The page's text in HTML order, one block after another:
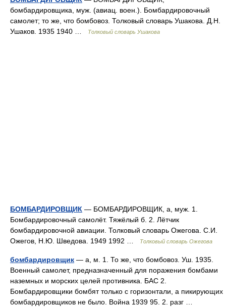
бомбардировщика, муж. (авиац. воен.). Бомбардировочный
самолет; то же, что бомбовоз. Толковый словарь Ушакова. Д.Н.
Ушаков. 1935 1940 …
Толковый словарь Ушакова
БОМБАРДИРОВЩИК — БОМБАРДИРОВЩИК, а, муж. 1.
Бомбардировочный самолёт. Тяжёлый б. 2. Лётчик
бомбардировочной авиации. Толковый словарь Ожегова. С.И.
Ожегов, Н.Ю. Шведова. 1949 1992 …
Толковый словарь Ожегова
бомбардировщик — а, м. 1. То же, что бомбовоз. Уш. 1935.
Военный самолет, предназначенный для поражения бомбами
наземных и морских целей противника. БАС 2.
Бомбардировщики бомбят только с горизонтали, а пикирующих
бомбардировщиков не было. Война 1939 95. 2. разг …